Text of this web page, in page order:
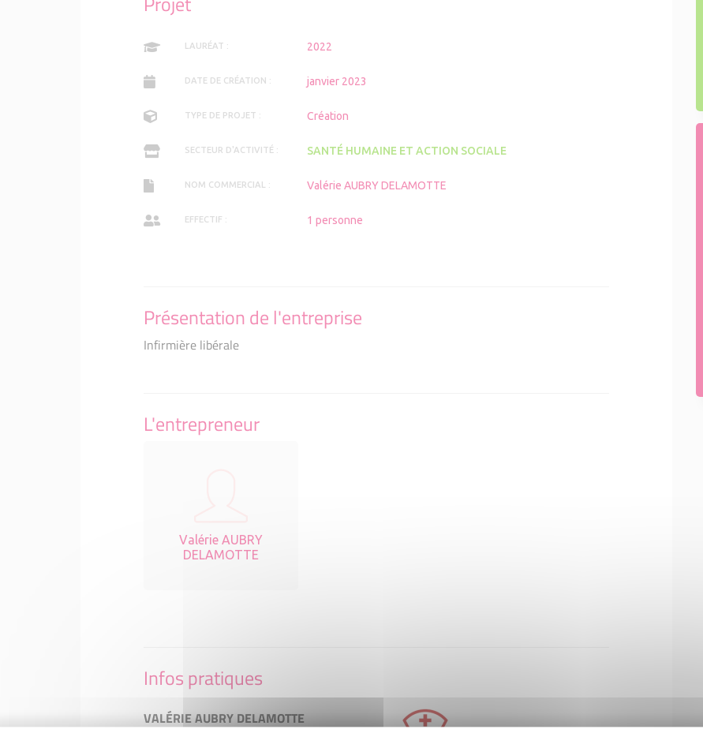
LAURÉAT : 2022
DATE DE CRÉATION : janvier 2023
TYPE DE PROJET : Création
SECTEUR D'ACTIVITÉ : SANTÉ HUMAINE ET ACTION SOCIALE
NOM COMMERCIAL : Valérie AUBRY DELAMOTTE
EFFECTIF : 1 personne
Présentation de l'entreprise
Infirmière libérale
L'entrepreneur
Valérie AUBRY
DELAMOTTE
Infos pratiques
VALÉRIE AUBRY DELAMOTTE